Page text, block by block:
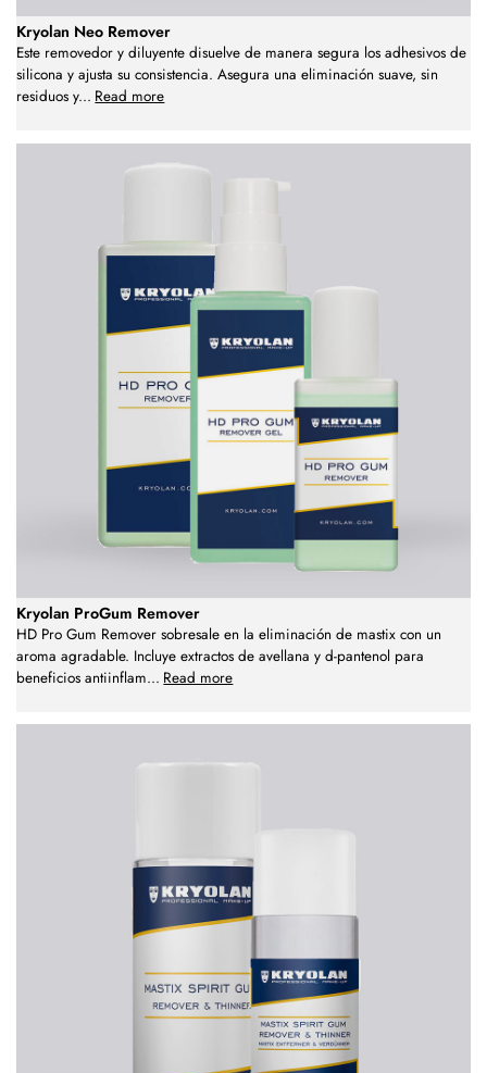
Kryolan Neo Remover
Este removedor y diluyente disuelve de manera segura los adhesivos de
silicona y ajusta su consistencia. Asegura una eliminación suave, sin
residuos y... Read more
Kryolan ProGum Remover
HD Pro Gum Remover sobresale en la eliminación de mastix con un
aroma agradable. Incluye extractos de avellana y d-pantenol para
beneficios antiinflam... Read more